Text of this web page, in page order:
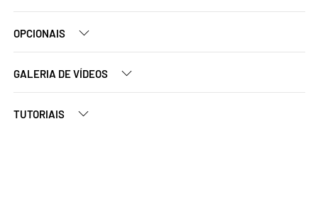
OPCIONAIS
GALERIA DE VÍDEOS
TUTORIAIS